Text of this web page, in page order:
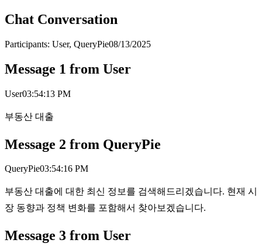
Chat Conversation
Participants: User, QueryPie08/13/2025
Message 1 from User
User03:54:13 PM
부동산 대출
Message 2 from QueryPie
QueryPie03:54:16 PM
부동산 대출에 대한 최신 정보를 검색해드리겠습니다. 현재 시
장 동향과 정책 변화를 포함해서 찾아보겠습니다.
Message 3 from User